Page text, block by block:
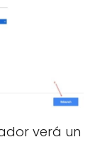
verá un